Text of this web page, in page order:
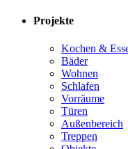
Projekte
Kochen &
Bäder
Wohnen
Schlafen
Vorräume
Türen
Außenbereich
Treppen